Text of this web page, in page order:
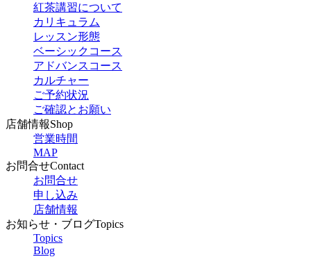
紅茶講習について
カリキュラム
レッスン形態
ベーシックコース
アドバンスコース
カルチャー
ご予約状況
ご確認とお願い
店舗情報Shop
営業時間
MAP
お問合せContact
お問合せ
申し込み
店舗情報
お知らせ・ブログTopics
Topics
Blog